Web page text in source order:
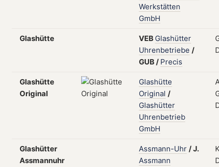
Werkstätten
GmbH
Glashütte VEB Glashütter
Uhrenbetriebe /
GUB/ Precis
Glashütte
Original
Glashütte
Original /
Glashütter
Uhrenbetrieb
GmbH
Glashütter
Assmannuhr
Assmann-Uhr /J.
Assmann